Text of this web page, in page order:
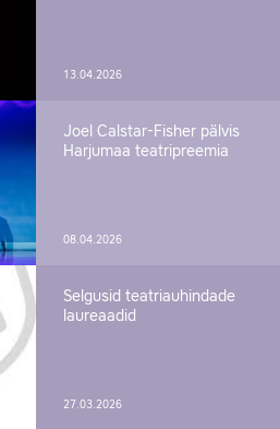
13.04.2026
Joel Calstar-Fisher pälvis
Harjumaa teatripreemia
08.04.2026
Selgusid teatriauhindade
laureaadid
27.03.2026